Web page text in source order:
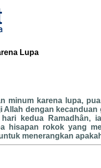
Lupa
minum karena lupa,
dengan kecanduan
kedua Ramadhân,
hisapan rokok yang
menerangkan